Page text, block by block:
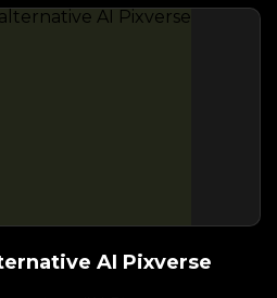
AI Pixverse